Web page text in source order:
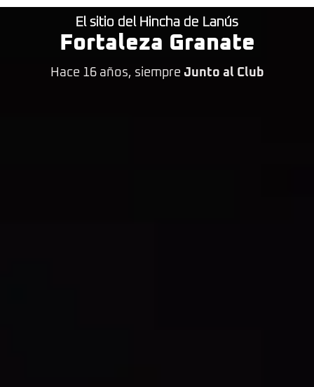
El sitio del Hincha de Lanús
Fortaleza Granate
Hace 16 años, siempre Junto al Club